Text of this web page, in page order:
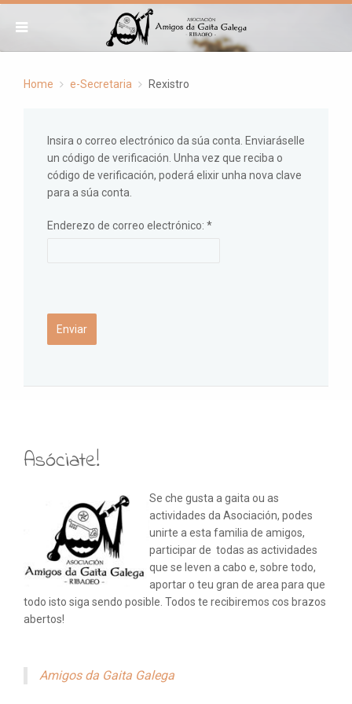
Home e-Secretaria Rexistro
Insira o correo electrónico da súa conta. Enviaráselle
un código de verificación. Unha vez que reciba o
código de verificación, poderá elixir unha nova clave
para a súa conta.
Enderezo de correo electrónico: *
Enviar
Asóciate!
Se che gusta a gaita ou as
actividades da Asociación, podes
unirte a esta familia de amigos,
participar de todas as actividades
que se leven a cabo e, sobre todo,
aportar o teu gran de area para que
todo isto siga sendo posible. Todos te recibiremos cos brazos
abertos!
Amigos da Gaita Galega